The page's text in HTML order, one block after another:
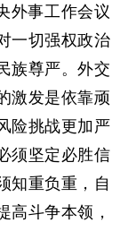
外事工作会议
一切强权政治
族尊严。外交
激发是依靠顽
险挑战更加严
须坚定必胜信
知重负重，自
高斗争本领，